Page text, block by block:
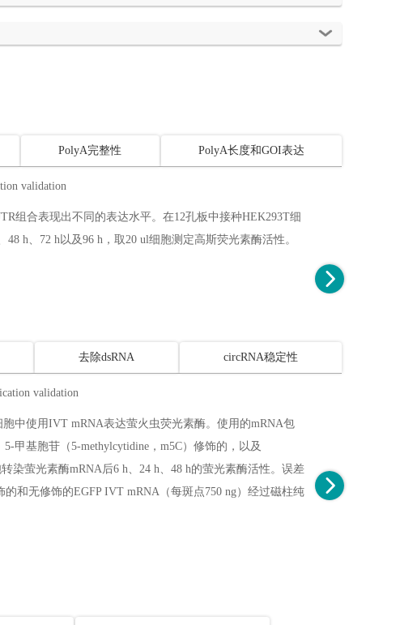
PolyA完整性 PolyA长度和GOI表达
组合表现出不同的表达水平。在12孔板中接种HEK293T细
h、72 h以及96 h，取20 ul细胞测定高斯荧光素酶活性。
去除dsRNA circRNA稳定性
中使用IVT mRNA表达萤火虫荧光素酶。使用的mRNA包
甲基胞苷（5-methylcytidine，m5C）修饰的，以及
染萤光素酶mRNA后6 h、24 h、48 h的萤光素酶活性。误差
和无修饰的EGFP IVT mRNA（每斑点750 ng）经过磁柱纯